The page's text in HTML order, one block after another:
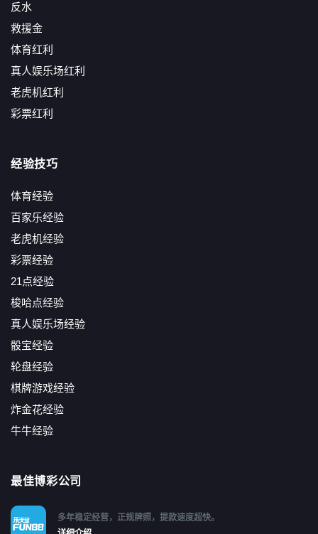
反水
救援金
体育红利
真人娱乐场红利
老虎机红利
彩票红利
经验技巧
体育经验
百家乐经验
老虎机经验
彩票经验
21点经验
梭哈点经验
真人娱乐场经验
骰宝经验
轮盘经验
棋牌游戏经验
炸金花经验
牛牛经验
最佳博彩公司
多年稳定经营，正规牌照，提款速度超快。